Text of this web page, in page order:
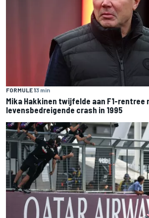
FORMULE 13 min
Mika Hakkinen twijfelde aan F1-rentree
levensbedreigende crash in 1995